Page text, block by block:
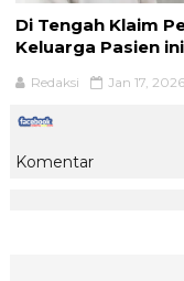
Di Tengah Klaim
Keluarga Pasien
Redaksi Jan 17, 2026
Komentar